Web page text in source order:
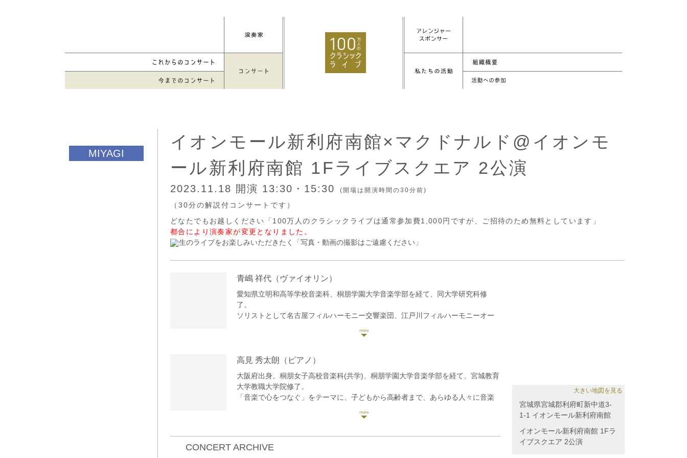
イオンモール新利府南館×マクドナルド@イオンモ
ール新利府南館 1Fライブスクエア 2公演
2023.11.18 開演 13:30・15:30 (開場は開演時間の30分前)
（30分の解説付コンサートです）
どなたでもお越しください「100万人のクラシックライブは通常参加費1,000円ですが、ご招待のため無料としています」
都合により演奏家が変更となりました。
生のライブをお楽しみいただきたく「写真・動画の撮影はご遠慮ください」
青嶋 祥代 （ヴァイオリン）
愛知県立明和高等学校音楽科、桐朋学園大学音楽学部を経て、同大学研究科修
了。
ソリストとして名古屋フィルハーモニー交響楽団、江戸川フィルハーモニーオー
定NPO法人トリトン・アート・ネットワーク主催アウトリーチセミナー修了。ソ
極的に行う。また、ソプラノ・ピアノ・ヴァイオリンからなるアンサンブルユニ
トを関東圏で定期的に開催している。
これまでにヴァイオリンを故近藤富雄、近藤富士雄、故上田明子、神戸潤子、辰
巳明子各氏に、室内楽を堤剛、徳永二男、藤井一興、佐々木亮、柳瀬省太各氏に
高見 秀太朗 （ピアノ）
大阪府出身。桐朋女子高校音楽科(共学)、桐朋学園大学音楽学部を経て、宮城教育
大学教職大学院修了。
「音楽で心をつなぐ」をテーマに、子どもから高齢者まで、あらゆる人々に音楽
特に小中学生に向けた取り組みに力を注ぎ、全国60校以上での音楽科授業・ワー
CONCERT ARCHIVE
大きい地図を見る
宮城県宮城郡利府町新中道3-
1-1 イオンモール新利府南館
イオンモール新利府南館 1Fラ
イブスクエア 2公演